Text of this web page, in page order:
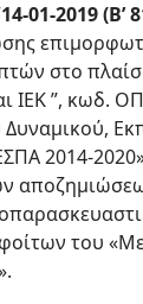
01-2019 (Β’
στο
ΙΕΚ ”, κωδ.
2014-
του